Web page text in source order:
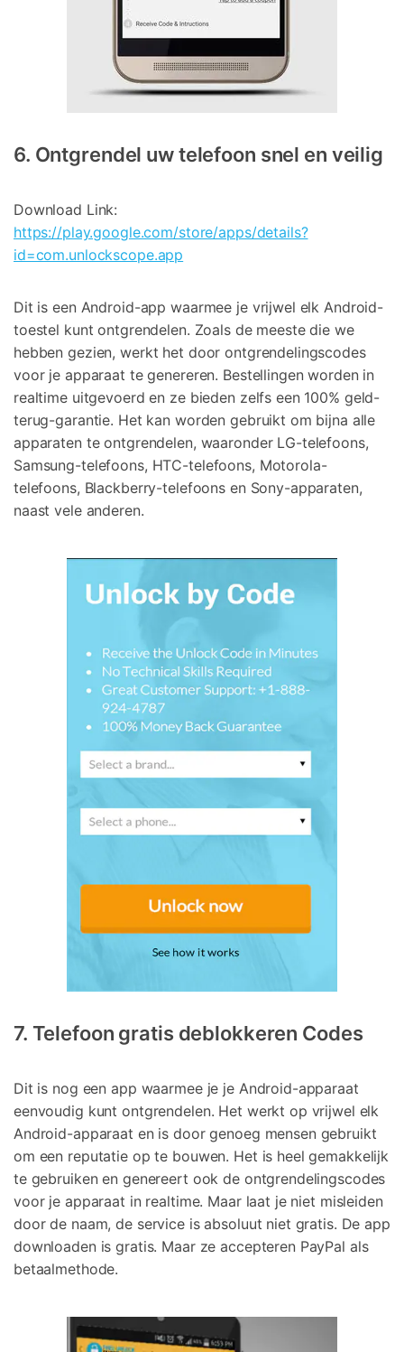
6. Ontgrendel uw telefoon snel en veilig
Download Link:
https://play.google.com/store/apps/details?
id=com.unlockscope.app
Dit is een Android-app waarmee je vrijwel elk Android-
toestel kunt ontgrendelen. Zoals de meeste die we
hebben gezien, werkt het door ontgrendelingscodes
voor je apparaat te genereren. Bestellingen worden in
realtime uitgevoerd en ze bieden zelfs een 100% geld-
terug-garantie. Het kan worden gebruikt om bijna alle
apparaten te ontgrendelen, waaronder LG-telefoons,
Samsung-telefoons, HTC-telefoons, Motorola-
telefoons, Blackberry-telefoons en Sony-apparaten,
naast vele anderen.
7. Telefoon gratis deblokkeren Codes
Dit is nog een app waarmee je je Android-apparaat
eenvoudig kunt ontgrendelen. Het werkt op vrijwel elk
Android-apparaat en is door genoeg mensen gebruikt
om een reputatie op te bouwen. Het is heel gemakkelijk
te gebruiken en genereert ook de ontgrendelingscodes
voor je apparaat in realtime. Maar laat je niet misleiden
door de naam, de service is absoluut niet gratis. De app
downloaden is gratis. Maar ze accepteren PayPal als
betaalmethode.